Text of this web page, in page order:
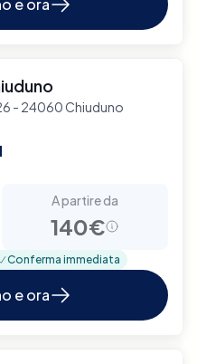
- 24060 Chiuduno
A partire da
140€
Conferma immediata
e ora